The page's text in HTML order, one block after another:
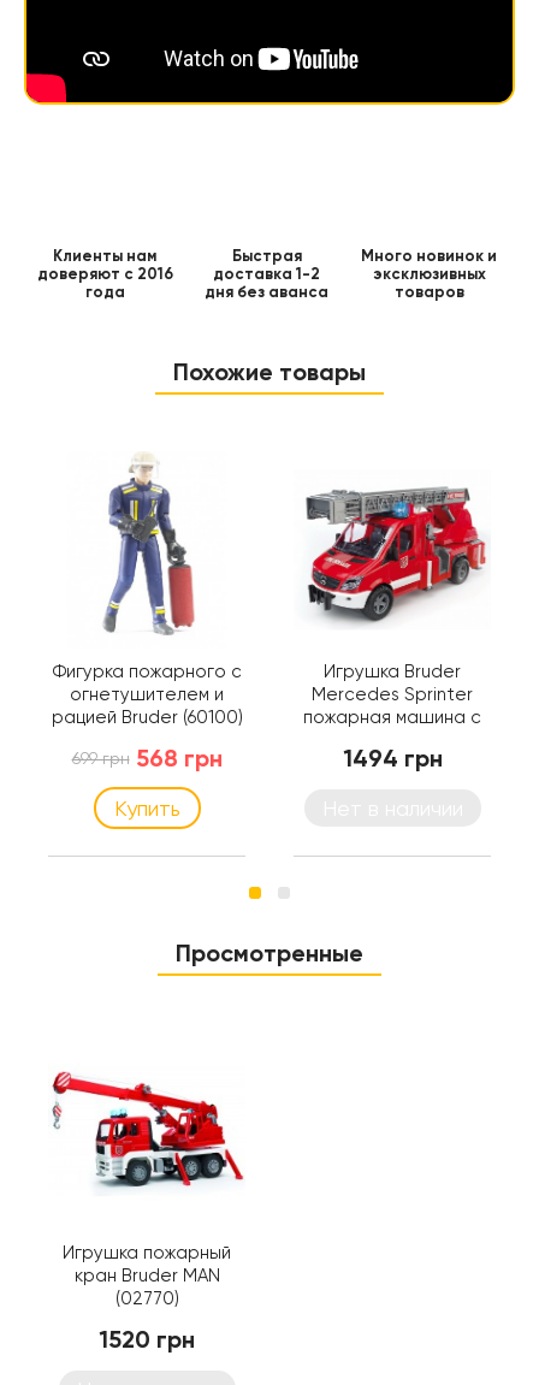
Клиенты нам
доверяют с 2016
года
Быстрая
доставка 1-2
дня без аванса
Много новинок и
эксклюзивных
товаров
Похожие товары
Фигурка пожарного с
огнетушителем и
рацией Bruder (60100)
699 грн 568 грн
Купить
Игрушка Bruder
Mercedes Sprinter
пожарная машина с
(свет и звук) (02532)
1494 грн
Просмотренные
Игрушка пожарный
кран Bruder MAN
(02770)
1520 грн